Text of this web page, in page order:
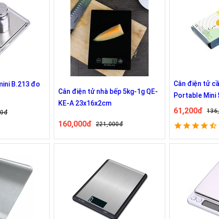
B.213 đo
Cân điện tử nhà bếp 5kg-1g QE-
KE-A 23x16x2cm
160,000đ 221,000đ
Cân điện tử
Portable Mini 50kg độ chính xác
cao màn
61,200đ